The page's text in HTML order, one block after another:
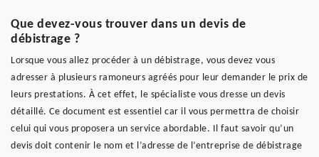
Que devez-vous trouver dans un devis de
débistrage ?
Lorsque vous allez procéder à un débistrage, vous devez vous
adresser à plusieurs ramoneurs agréés pour leur demander le prix de
leurs prestations. À cet effet, le spécialiste vous dresse un devis
détaillé. Ce document est essentiel car il vous permettra de choisir
celui qui vous proposera un service abordable. Il faut savoir qu’un
devis doit contenir le nom et l’adresse de l’entreprise de débistrage